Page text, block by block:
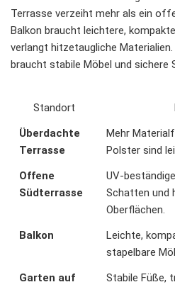
Terrasse verzeiht mehr als ein
Balkon braucht leichtere,
verlangt hitzetaugliche
braucht stabile Möbel und sichere
Standort
Überdachte
Terrasse
Mehr
Polster sind
Offene
Südterrasse
UV-
Schatten und
Oberflächen.
Balkon
Leichte,
stapelbare
Garten auf
Stabile Füße,